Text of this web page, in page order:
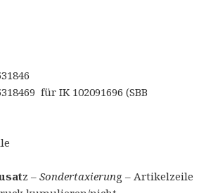
für IK 102091696 (SBB
z – Sondertaxierung – Artikelzeile